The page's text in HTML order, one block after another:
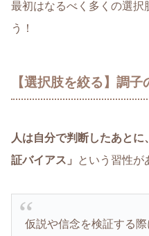
最初はなるべく多くの選択
う！
【選択肢を絞る】調子
人は自分で判断したあと
証バイアス」
という習性が
仮説や信念を検証する